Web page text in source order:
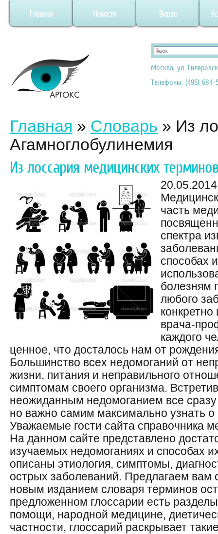
Главная Новости Видео
Москва, ул.
Телефоны: (495) 684-
Главная » Словарь » Из
Агамноглобулинемия
Из лоссария медицинских
20.05.2014
часть
спектра
способах
болезням
любого
врача-
каждого
ценное, что досталось нам от
Большинство всех недомоганий от
жизни, питания и неправильного
симптомам своего организма.
неожиданным недомоганием все
но важно самим максимально узнать о
Уважаемые гости сайта справочника
На данном сайте представлено
изучаемых недомоганиях и способах
описаны этиология, симптомы,
острых заболеваний. Предлагаем вам
новым изданием словаря терминов
предложенном глоссарии есть
помощи, народной медицине,
частности, глоссарий раскрывает